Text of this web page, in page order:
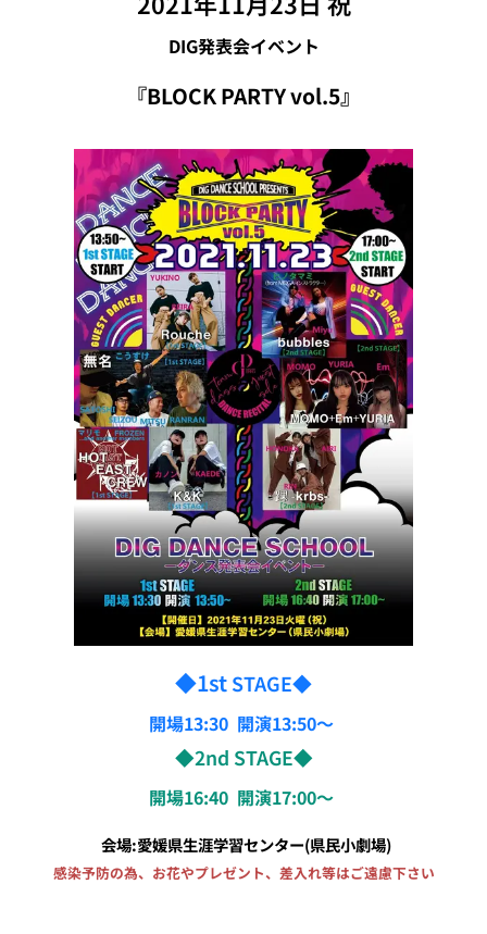
DIG発表会イベント
『BLOCK PARTY vol.5』
◆1stSTAGE◆
開場13:30 開演13:50〜
◆2nd STAGE◆
開場16:40 開演17:00〜
会場:愛媛県生涯学習センター(県民小劇場)
感染予防の為、お花やプレゼント、差入れ等はご遠慮下さい